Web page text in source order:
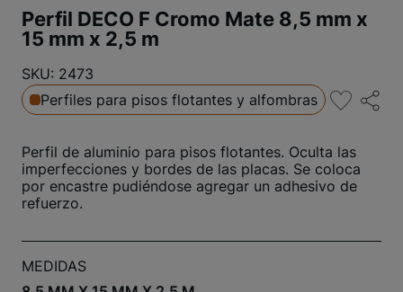
Perfil DECO F Cromo Mate 8,5 mm x
15 mm x 2,5 m
SKU: 2473
Perfiles para pisos flotantes y alfombras
Perfil de aluminio para pisos flotantes. Oculta las
imperfecciones y bordes de las placas. Se coloca
por encastre pudiéndose agregar un adhesivo de
refuerzo.
MEDIDAS